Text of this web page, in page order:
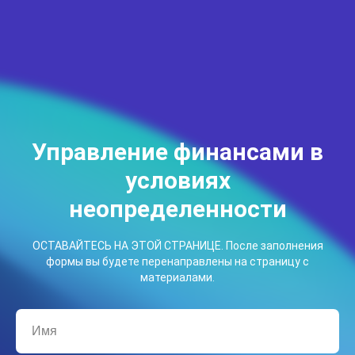
Управление финансами в
условиях
неопределенности
ОСТАВАЙТЕСЬ НА ЭТОЙ СТРАНИЦЕ. После заполнения
формы вы будете перенаправлены на страницу с
материалами.